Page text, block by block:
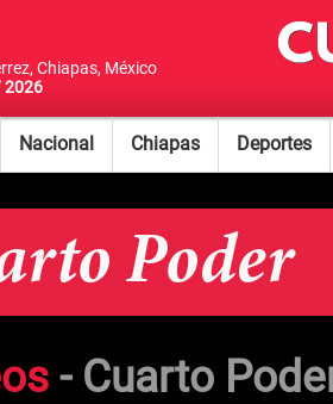
Chiapas, México
2026
Nacional Chiapas Deportes
- Cuarto